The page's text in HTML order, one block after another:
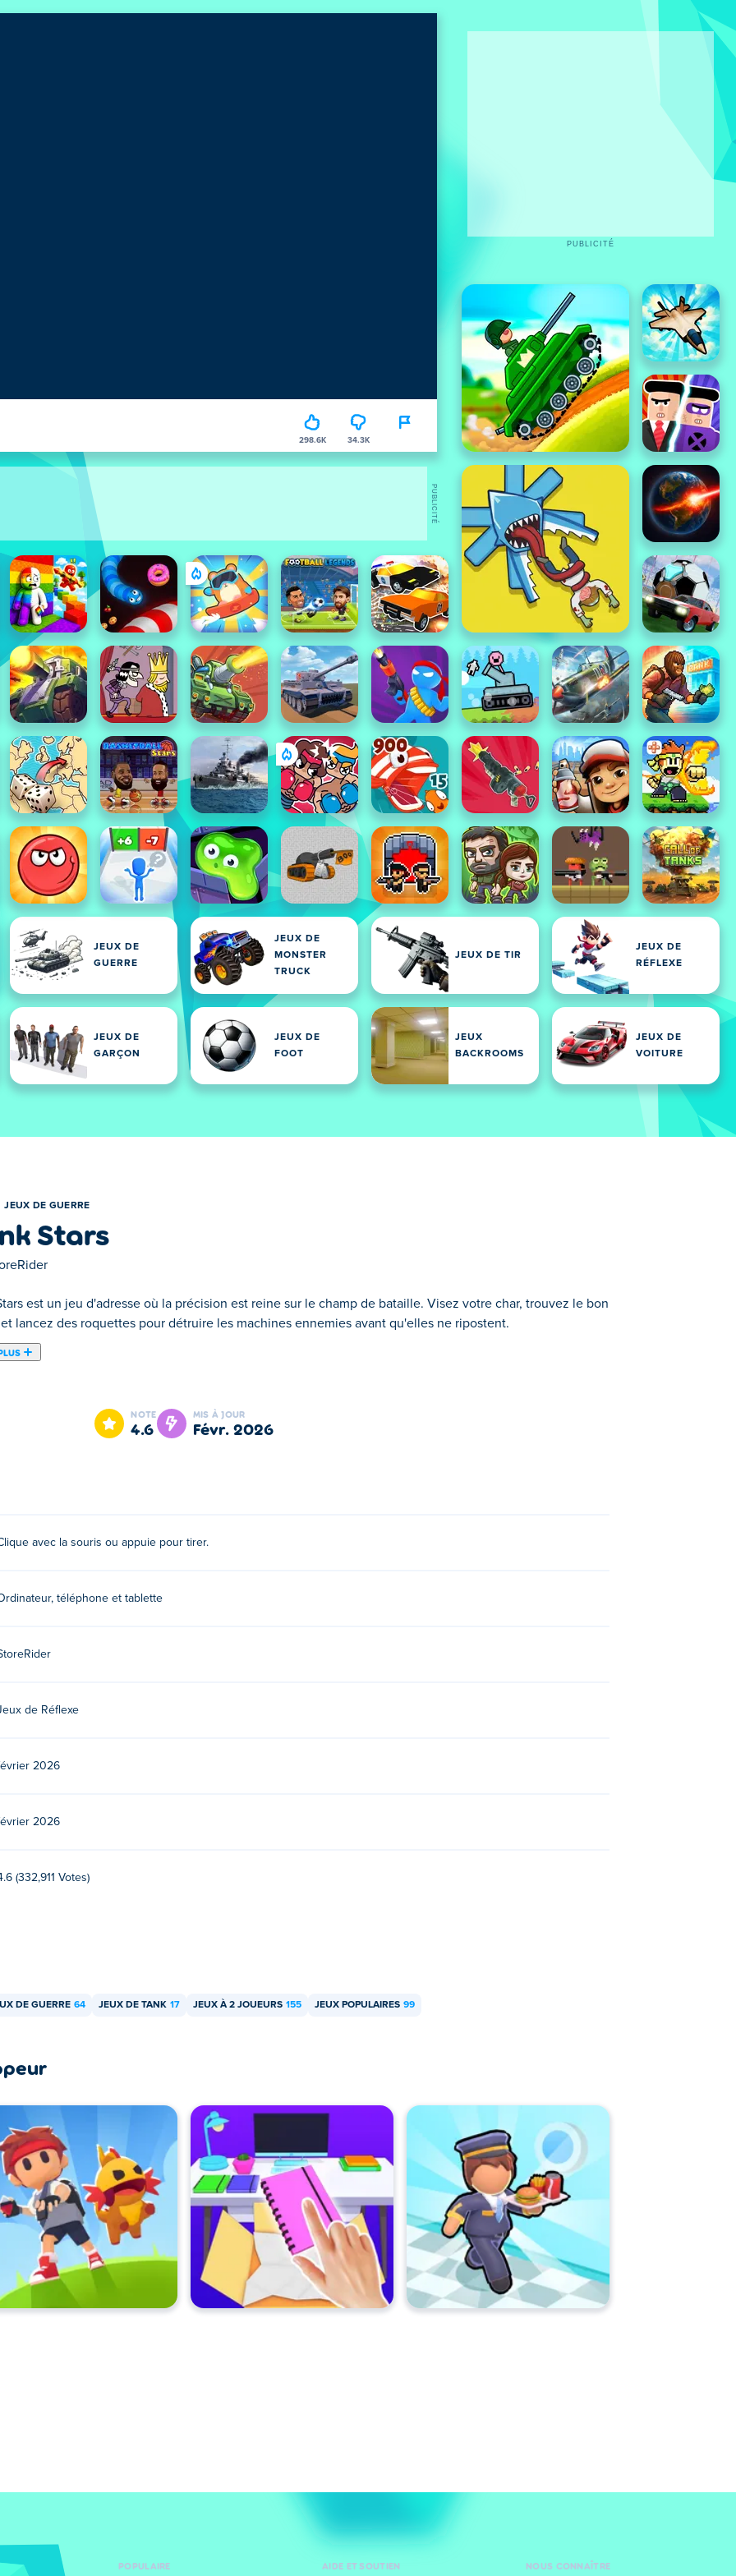
298.6K 34.3K
JEUX DE
GUERRE
JEUX DE
MONSTER
TRUCK
JEUX DE TIR
JEUX DE
RÉFLEXE
JEUX DE
GARÇON
JEUX DE
FOOT
JEUX
BACKROOMS
JEUX DE
VOITURE
PUBLICITÉ
PUBLICITÉ
JEUX DE GUERRE
Stars
est un jeu d'adresse où la précision est reine sur le champ de bataille. Visez votre char, trouvez le bon
lancez des roquettes pour détruire les machines ennemies avant qu'elles ne ripostent.
et stratégie sont les clés de la victoire ! Visez à tour de rôle, trouvez l'angle parfait et déchaînez des
de canons à plasma et bien plus encore, et gagnez de l'argent pour améliorer votre
coûter la partie. Avez-vous l'étoffe d'un champion de la guerre des chars ?
sur Poki.
mobiles tels que téléphones et tablettes.
NOTE
4.6
MIS À JOUR
févr. 2026
avec la souris ou appuie pour tirer.
téléphone et tablette
de Réflexe
2026
2026
(332,911 Votes)
DE GUERRE 64 JEUX DE TANK 17 JEUX À 2 JOUEURS 155 JEUX POPULAIRES 99
POPULAIRE AIDE ET SOUTIEN NOUS CONNAÎTRE